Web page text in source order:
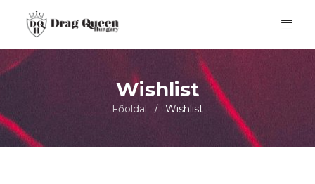
Wishlist
Főoldal / Wishlist